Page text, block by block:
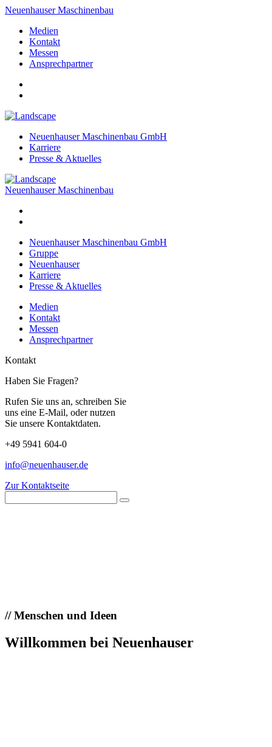
Neuenhauser Maschinenbau
Medien
Kontakt
Messen
Ansprechpartner
Neuenhauser Maschinenbau GmbH
Karriere
Presse & Aktuelles
Neuenhauser Maschinenbau
Neuenhauser Maschinenbau GmbH
Gruppe
Neuenhauser
Karriere
Presse & Aktuelles
Medien
Kontakt
Messen
Ansprechpartner
Kontakt
Haben Sie Fragen?
Rufen Sie uns an, schreiben Sie
uns eine E-Mail, oder nutzen
Sie unsere Kontaktdaten.
+49 5941 604-0
info@neuenhauser.de
Zur Kontaktseite
//Menschen und Ideen
Willkommen bei Neuenhauser